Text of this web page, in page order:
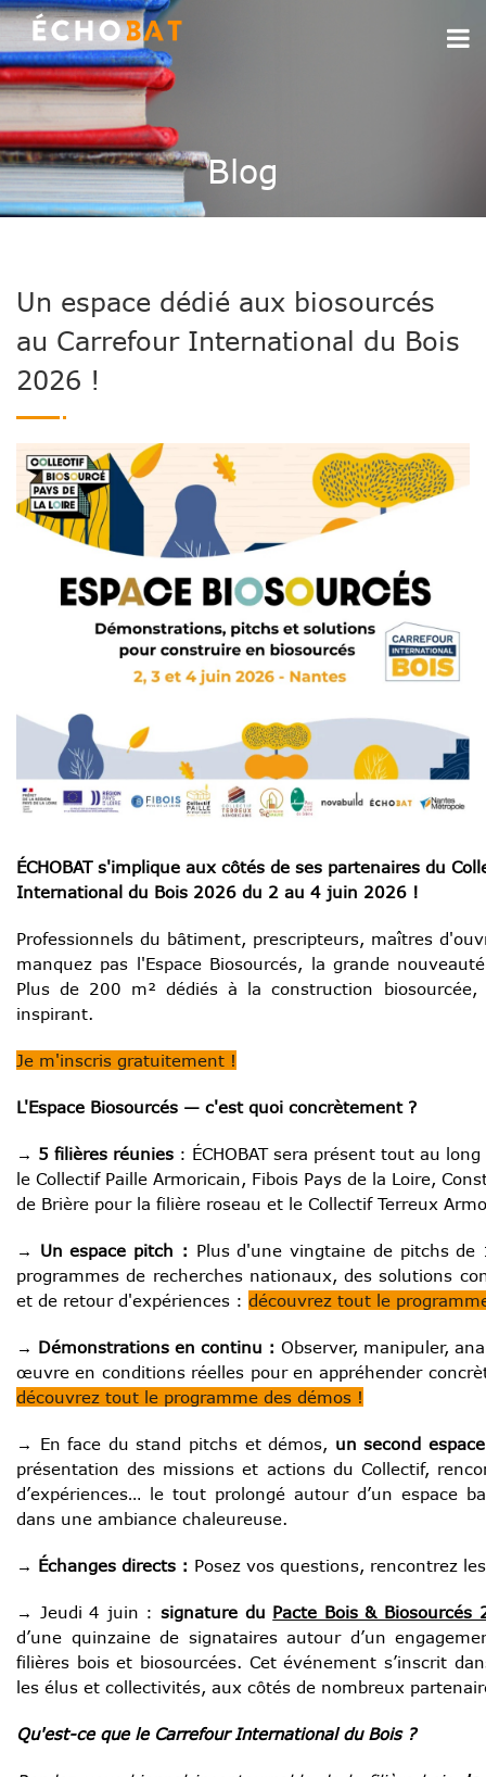
Blog
Un espace dédié aux biosourcés
au Carrefour International du Bois
2026 !
ÉCHOBAT s'implique aux côtés de ses partenaires du
International du Bois 2026 du 2 au 4 juin 2026 !
Professionnels du bâtiment, prescripteurs, maîtres
manquez pas l'Espace Biosourcés, la grande
Plus de 200 m² dédiés à la construction
inspirant.
Je m'inscris gratuitement !
L'Espace Biosourcés — c'est quoi concrètement ?
→ 5 filières réunies : ÉCHOBAT sera présent tout au
le Collectif Paille Armoricain, Fibois Pays de la Loire,
de Brière pour la filière roseau et le Collectif Terreux
→ Un espace pitch : Plus d'une vingtaine de pitchs
programmes de recherches nationaux, des solutions
et de retour d'expériences : découvrez tout le
→ Démonstrations en continu : Observer, manipuler,
œuvre en conditions réelles pour en appréhender
découvrez tout le programme des démos !
→ En face du stand pitchs et démos, un second
présentation des missions et actions du Collectif,
d’expériences… le tout prolongé autour d’un espace
dans une ambiance chaleureuse.
→ Échanges directs : Posez vos questions, rencontrez
→ Jeudi 4 juin : signature du Pacte Bois & Biosourcés
d’une quinzaine de signataires autour d’un
filières bois et biosourcées. Cet événement s’inscrit
les élus et collectivités, aux côtés de nombreux
Qu'est-ce que le Carrefour International du Bois ?